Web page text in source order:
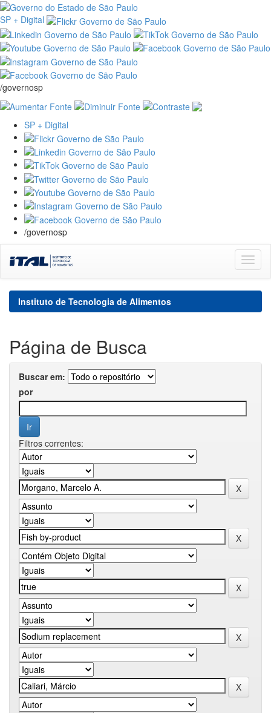
SP + Digital
/governosp
SP + Digital
/governosp
navigation
Instituto de Tecnologia de Alimentos
Página de Busca
Buscar em:
por
Filtros correntes: